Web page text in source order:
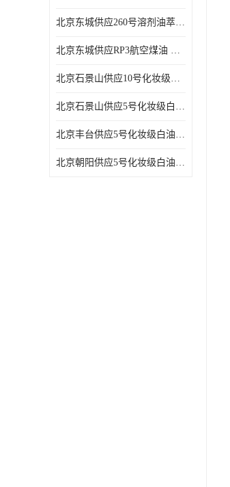
北京东城供应260号溶剂油萃取溶剂油金属萃取剂
北京东城供应RP3航空煤油 高含量国标工业级航空煤油燃料油 无色透明
北京石景山供应10号化妆级白油高精密机械润滑油
北京石景山供应5号化妆级白油缝纫机油 设备润滑油
北京丰台供应5号化妆级白油纤维与织物柔软光亮
北京朝阳供应5号化妆级白油纺织时的润滑剂